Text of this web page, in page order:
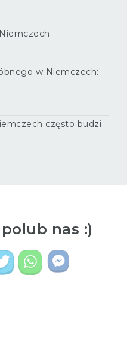
w Niemczech:
często budzi
nas :)